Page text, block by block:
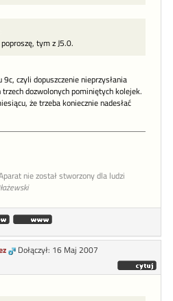
tym z J5.0.
czyli dopuszczenie nieprzysłania
dozwolonych pominiętych kolejek.
że trzeba koniecznie nadesłać
nie został stworzony dla ludzi
Dołączył: 16 Maj 2007